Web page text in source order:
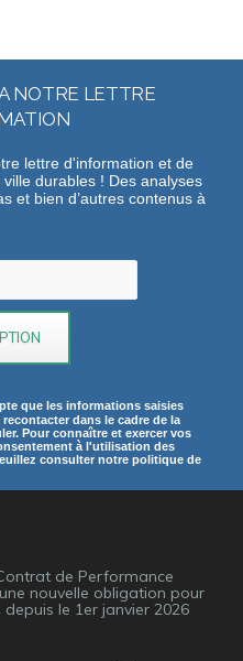
NOTRE LETTRE
lettre d'information et de
durables ! Des analyses
et bien d’autres contenus à
que les informations saisies
dans le cadre de la
Pour connaître et exercer vos
à l'utilisation des
consulter notre politique de
de Performance
nouvelle obligation pour
le 1er janvier 2026